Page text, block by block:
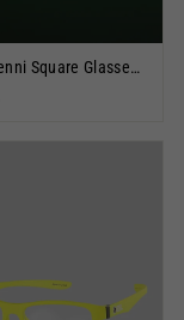
ESL x Zenni Square Glasses Neon